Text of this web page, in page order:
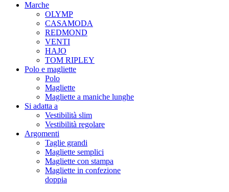
Marche
OLYMP
CASAMODA
REDMOND
VENTI
HAJO
TOM RIPLEY
Polo e magliette
Polo
Magliette
Magliette a maniche lunghe
Si adatta a
Vestibilità slim
Vestibilità regolare
Argomenti
Taglie grandi
Magliette semplici
Magliette con stampa
Magliette in confezione
doppia